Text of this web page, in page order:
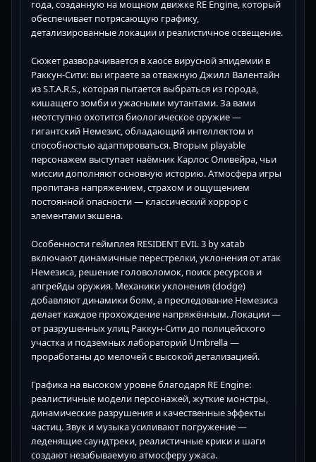
года, созданную на мощном движке RE Engine, который
обеспечивает потрясающую графику,
детализированные локации и реалистичное освещение.
Сюжет разворачивается в хаосе вирусной эпидемии в
Раккун-Сити: вы играете за отважную Джилл Валентайн
из S.T.A.R.S., которая пытается выбраться из города,
кишащего зомби и ужасными мутантами. За вами
неотступно охотится биологическое оружие —
гигантский Немезис, обладающий интеллектом и
способностью адаптироваться. Вторым playable
персонажем выступает наёмник Карлос Оливейра, чьи
миссии дополняют основную историю. Атмосфера игры
пропитана напряжением, страхом и ощущением
постоянной опасности — классический хоррор с
элементами экшена.
Особенности геймплея RESIDENT EVIL 3 by xatab
включают динамичные перестрелки, уклонения от атак
Немезиса, решение головоломок, поиск ресурсов и
апгрейды оружия. Механики уклонения (dodge)
добавляют динамики боям, а преследование Немезиса
делает каждое прохождение напряжённым. Локации —
от разрушенных улиц Раккун-Сити до полицейского
участка и подземных лабораторий Umbrella —
проработаны до мелочей с высокой детализацией.
Графика на высоком уровне благодаря RE Engine:
реалистичные модели персонажей, жуткие монстры,
динамические разрушения и качественные эффекты
частиц. Звук и музыка усиливают погружение —
леденящие саундтреки, реалистичные крики и шаги
создают незабываемую атмосферу ужаса.